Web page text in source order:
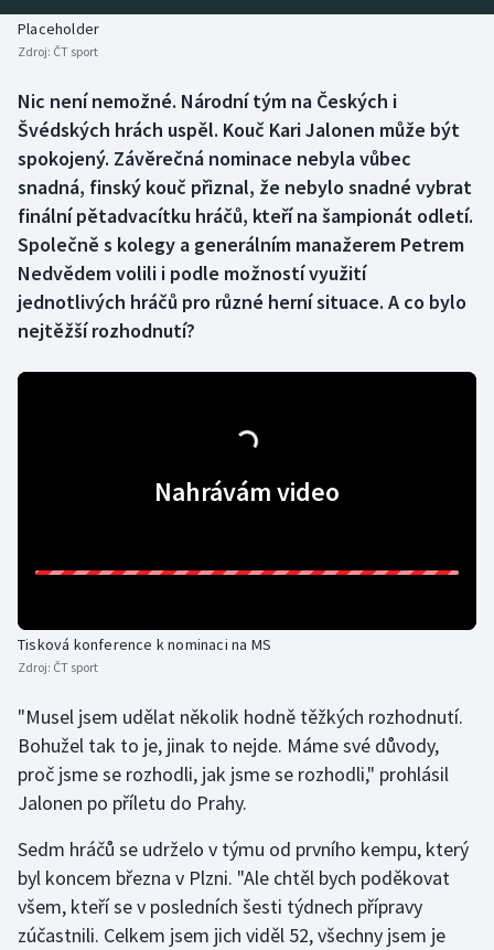
Biatlon
Box
Curling
Dostihy
Florbal
Futsal
Krasobruslení
Lezení
Lyže a snowboard
Moderní pětiboj
Motorsport
Olympijské hry
Aplikace ČT sport
Placeholder
Zdroj: ČT sport
Nic není nemožné. Národní tým na Českých i
Švédských hrách uspěl. Kouč Kari Jalonen může být
spokojený. Závěrečná nominace nebyla vůbec
snadná, finský kouč přiznal, že nebylo snadné vybrat
finální pětadvacítku hráčů, kteří na šampionát odletí.
Společně s kolegy a generálním manažerem Petrem
Nedvědem volili i podle možností využití
jednotlivých hráčů pro různé herní situace. A co bylo
nejtěžší rozhodnutí?
Nahrávám video
Tisková konference k nominaci na MS
Zdroj: ČT sport
"Musel jsem udělat několik hodně těžkých rozhodnutí.
Bohužel tak to je, jinak to nejde. Máme své důvody,
proč jsme se rozhodli, jak jsme se rozhodli," prohlásil
Jalonen po příletu do Prahy.
Sedm hráčů se udrželo v týmu od prvního kempu, který
byl koncem března v Plzni. "Ale chtěl bych poděkovat
všem, kteří se v posledních šesti týdnech přípravy
zúčastnili. Celkem jsem jich viděl 52, všechny jsem je